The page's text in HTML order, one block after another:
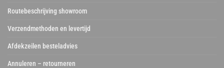
Routebeschrijving showroom
Verzendmethoden en levertijd
Afdekzeilen besteladvies
Annuleren – retourneren